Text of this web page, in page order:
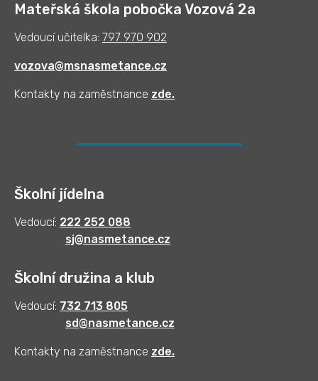
Mateřská škola pobočka Vozová 2a
Vedoucí učitelka: 797 970 902
vozova@msnasmetance.cz
Kontakty na zaměstnance zde.
Školní jídelna
Vedoucí: 222 252 088
sj@nasmetance.cz
Školní družina a klub
Vedoucí: 732 713 805
sd@nasmetance.cz
Kontakty na zaměstnance zde.